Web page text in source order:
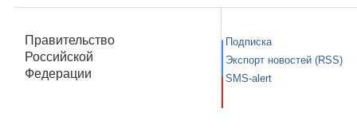
Правительство
Российской
Федерации
Подписка
Экспорт новостей (RSS)
SMS-alert